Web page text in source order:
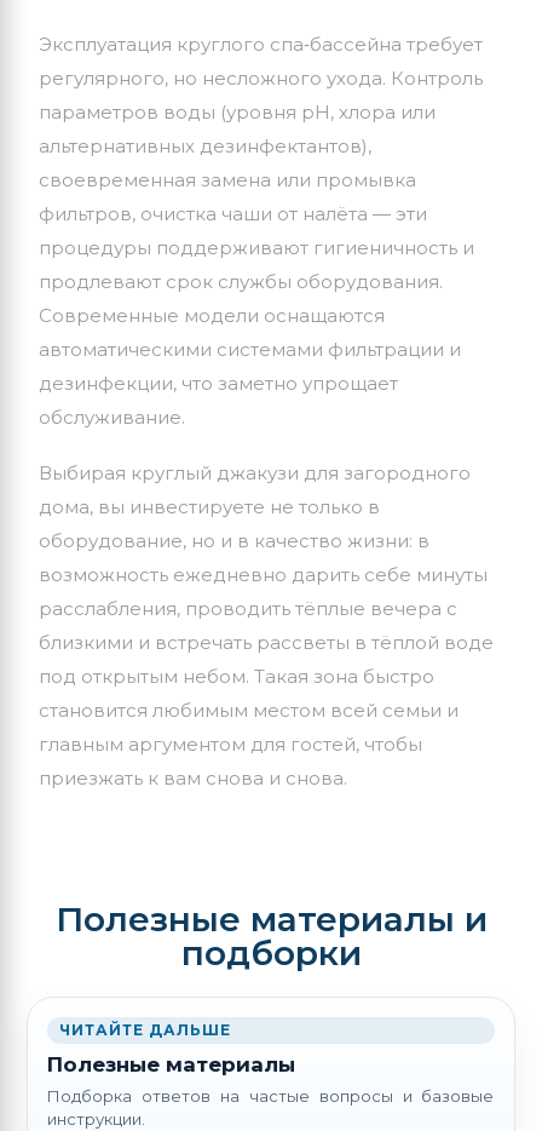
Эксплуатация круглого спа‑бассейна требует
регулярного, но несложного ухода. Контроль
параметров воды (уровня pH, хлора или
альтернативных дезинфектантов),
своевременная замена или промывка
фильтров, очистка чаши от налёта — эти
процедуры поддерживают гигиеничность и
продлевают срок службы оборудования.
Современные модели оснащаются
автоматическими системами фильтрации и
дезинфекции, что заметно упрощает
обслуживание.
Выбирая круглый джакузи для загородного
дома, вы инвестируете не только в
оборудование, но и в качество жизни: в
возможность ежедневно дарить себе минуты
расслабления, проводить тёплые вечера с
близкими и встречать рассветы в тёплой воде
под открытым небом. Такая зона быстро
становится любимым местом всей семьи и
главным аргументом для гостей, чтобы
приезжать к вам снова и снова.
Полезные материалы и
подборки
ЧИТАЙТЕ ДАЛЬШЕ
Полезные материалы
Подборка ответов на частые вопросы и базовые
инструкции.